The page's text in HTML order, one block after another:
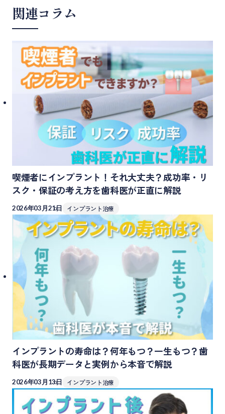
関連コラム
喫煙者にインプラント！それ大丈夫？成功率・リ
スク・保証の考え方を歯科医が正直に解説
2026年03月21日 インプラント治療
インプラントの寿命は？何年もつ？一生もつ？歯
科医が長期データと実例から本音で解説
2026年03月13日 インプラント治療